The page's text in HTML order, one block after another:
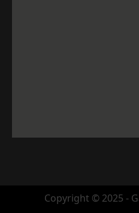
Copyright © 2025 -